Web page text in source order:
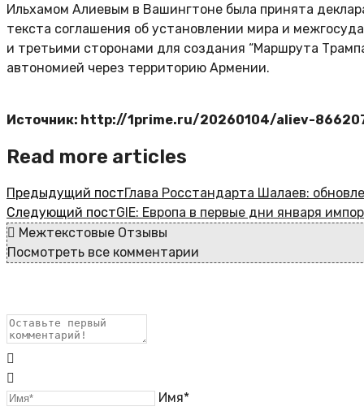
Ильхамом Алиевым в Вашингтоне была принята
текста соглашения об установлении мира и
и третьими сторонами для создания “Маршрута
автономией через территорию Армении.
Источник: http://1prime.ru/20260104/aliev-
Read more articles
Предыдущий постГлава Росстандарта Шалаев:
Следующий постGIE: Европа в первые дни января
Межтекстовые Отзывы
Посмотреть все комментарии
Имя*